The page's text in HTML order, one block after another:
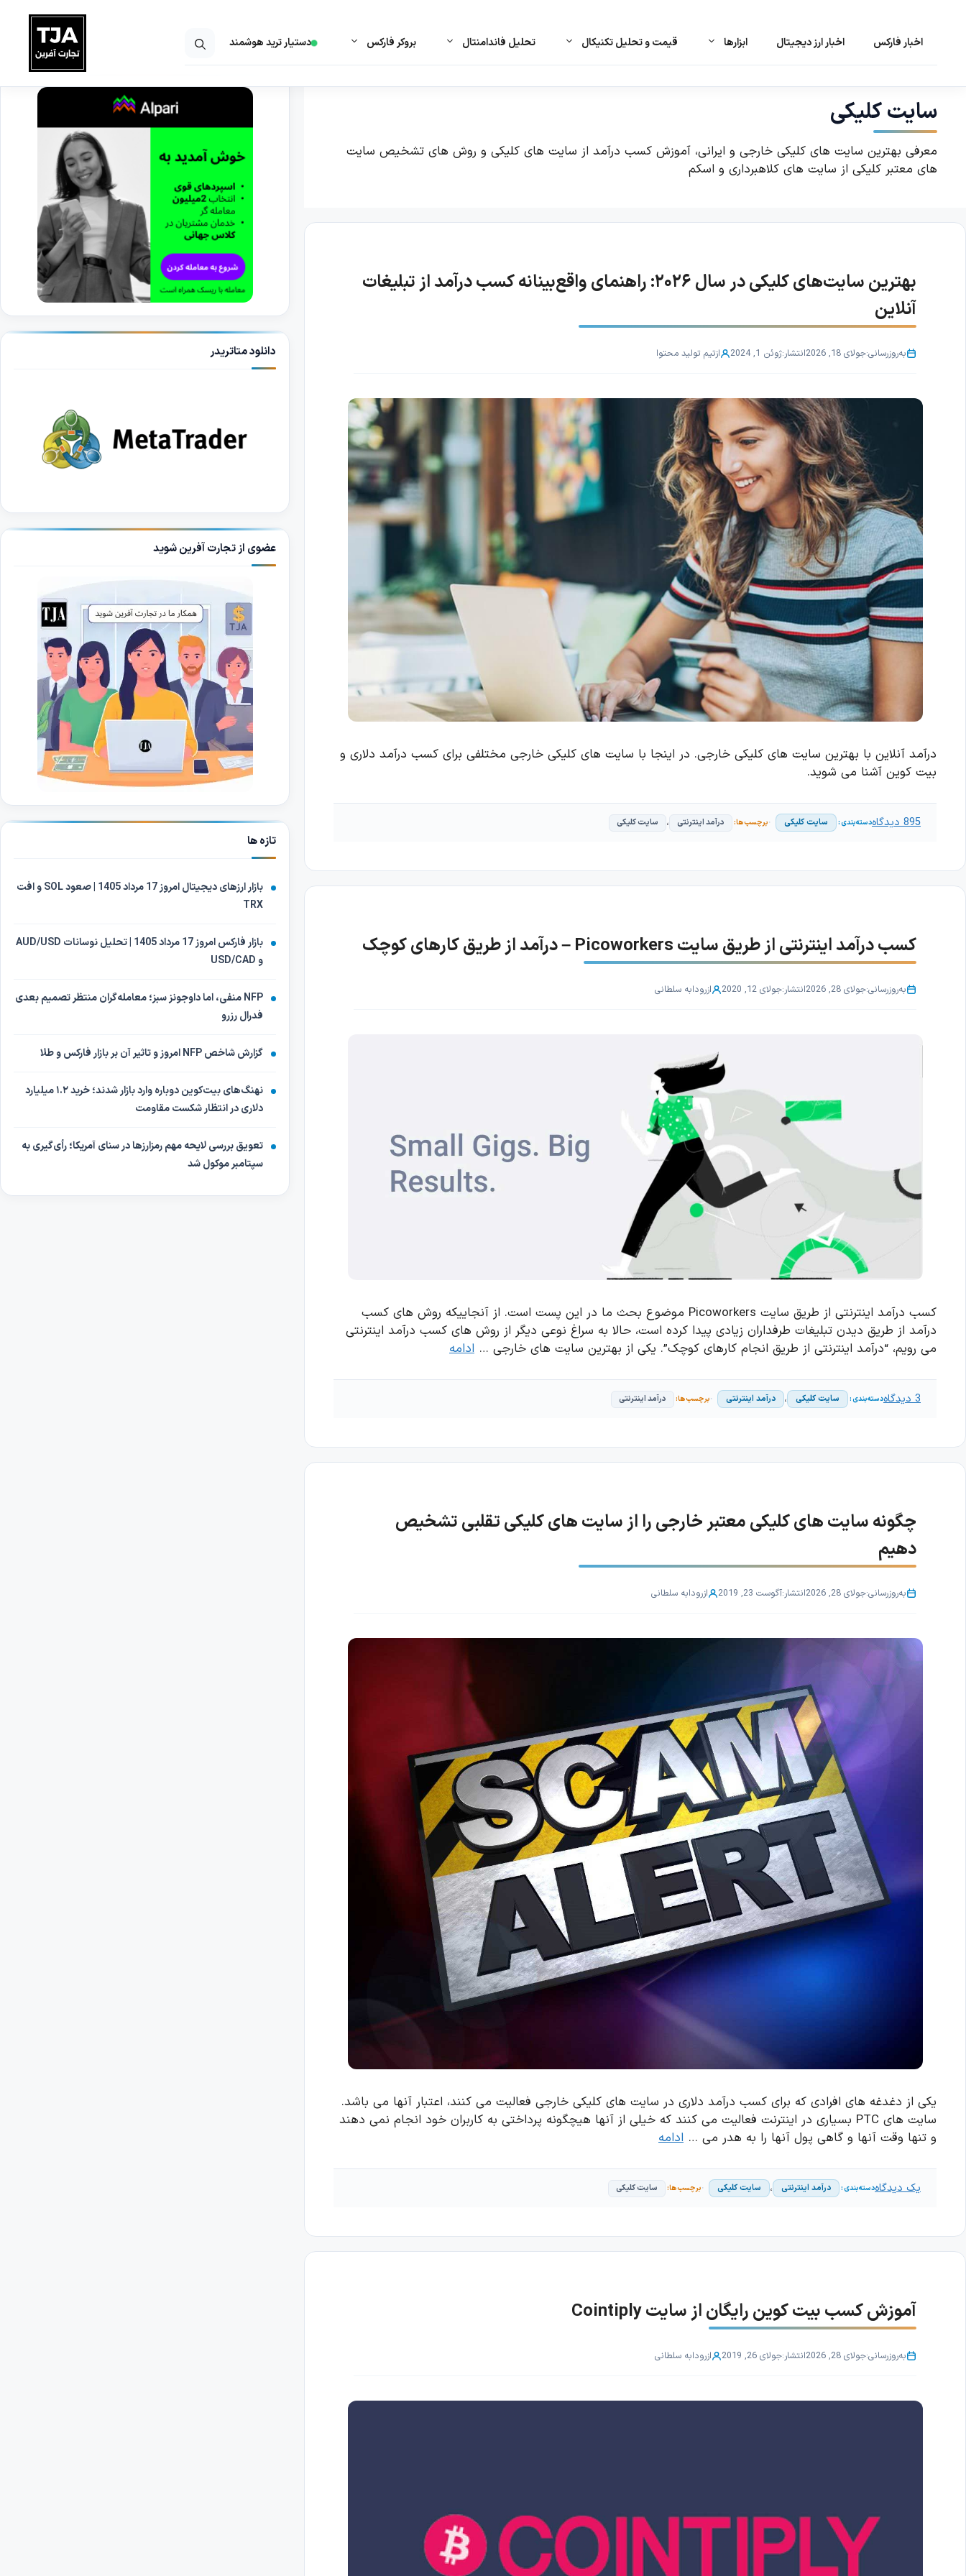
اخبار فارکس اخبار ارز دیجیتال ابزارها قیمت و تحلیل تکنیکال تحلیل فاندامنتال بروکر فارکس دستیار ترید هوشمند
سایت کلیکی
معرفی بهترین سایت های کلیکی خارجی و ایرانی، آموزش کسب درآمد از سایت های کلیکی و روش های تشخیص سایت
های معتبر کلیکی از سایت های کلاهبرداری و اسکم
بهترین سایت‌های کلیکی در سال ۲۰۲۶: راهنمای واقع‌بینانه کسب درآمد از تبلیغات
آنلاین
به‌روزرسانی:جولای 18, 2026 انتشار:ژوئن 1, 2024 ازتیم تولید محتوا
درآمد آنلاین با بهترین سایت های کلیکی خارجی. در اینجا با سایت های کلیکی خارجی مختلفی برای کسب درآمد دلاری و
بیت کوین آشنا می شوید.
سایت کلیکی درآمد اینترنتی ، سایت کلیکی 895 دیدگاه
کسب درآمد اینترنتی از طریق سایت Picoworkers – درآمد از طریق کارهای کوچک
به‌روزرسانی:جولای 28, 2026 انتشار:جولای 12, 2020 ازرودابه سلطانی
کسب درآمد اینترنتی از طریق سایت Picoworkers موضوع بحث ما در این پست است. از آنجاییکه روش های کسب
درآمد از طریق دیدن تبلیغات طرفداران زیادی پیدا کرده است، حالا به سراغ نوعی دیگر از روش های کسب درآمد اینترنتی
می رویم، “درآمد اینترنتی از طریق انجام کارهای کوچک”. یکی از بهترین سایت های خارجی … ادامه
سایت کلیکی ، درآمد اینترنتی درآمد اینترنتی 3 دیدگاه
چگونه سایت های کلیکی معتبر خارجی را از سایت های کلیکی تقلبی تشخیص
دهیم
به‌روزرسانی:جولای 28, 2026 انتشار:آگوست 23, 2019 ازرودابه سلطانی
یکی از دغدغه های افرادی که برای کسب درآمد دلاری در سایت های کلیکی خارجی فعالیت می کنند، اعتبار آنها می باشد.
سایت های PTC بسیاری در اینترنت فعالیت می کنند که خیلی از آنها هیچگونه پرداختی به کاربران خود انجام نمی دهند
و تنها وقت آنها و گاهی پول آنها را به هدر می … ادامه
درآمد اینترنتی ، سایت کلیکی سایت کلیکی یک دیدگاه
آموزش کسب بیت کوین رایگان از سایت Cointiply
به‌روزرسانی:جولای 28, 2026 انتشار:جولای 26, 2019 ازرودابه سلطانی
دانلود متاتریدر
عضوی از تجارت آفرین شوید
تازه ها
بازار ارزهای دیجیتال امروز 17 مرداد 1405 | صعود SOL و افت
TRX
بازار فارکس امروز 17 مرداد 1405 | تحلیل نوسانات AUD/USD
و USD/CAD
NFP منفی، اما داوجونز سبز؛ معامله‌گران منتظر تصمیم بعدی
فدرال رزرو
گزارش شاخص NFP امروز و تاثیر آن بر بازار فارکس و طلا
نهنگ‌های بیت‌کوین دوباره وارد بازار شدند؛ خرید ۱.۲ میلیارد
دلاری در انتظار شکست مقاومت
تعویق بررسی لایحه مهم رمزارزها در سنای آمریکا؛ رأی‌گیری به
سپتامبر موکول شد